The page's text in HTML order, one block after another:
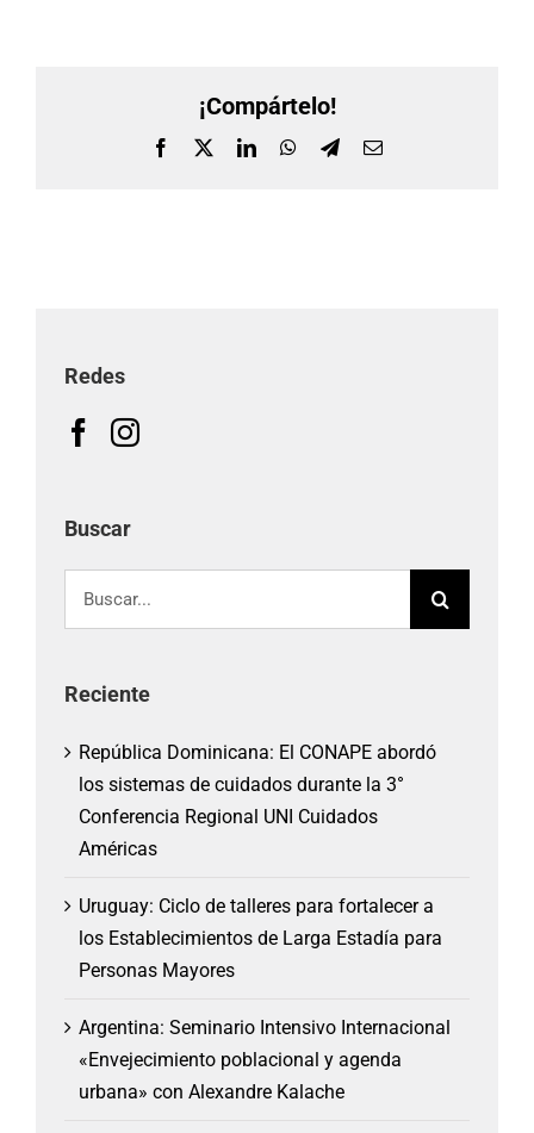
¡Compártelo!
Facebook LinkedInWhatsApp
TelegramCorreo
Redes
Buscar
Reciente
República Dominicana: El CONAPE abordó
los sistemas de cuidados durante la 3°
Conferencia Regional UNI Cuidados
Américas
Uruguay: Ciclo de talleres para fortalecer a
los Establecimientos de Larga Estadía para
Personas Mayores
Argentina: Seminario Intensivo Internacional
«Envejecimiento poblacional y agenda
urbana» con Alexandre Kalache